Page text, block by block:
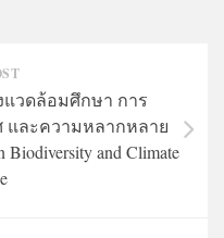
วดล้อมศึกษา การ
และความหลากหลาย
and Climate